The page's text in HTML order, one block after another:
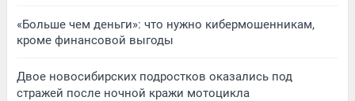
«Больше чем деньги»: что нужно кибермошенникам,
кроме финансовой выгоды
Двое новосибирских подростков оказались под
стражей после ночной кражи мотоцикла